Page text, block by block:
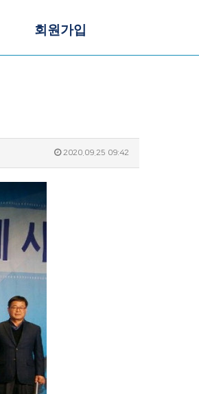
회원가입
2020.09.25 09:42